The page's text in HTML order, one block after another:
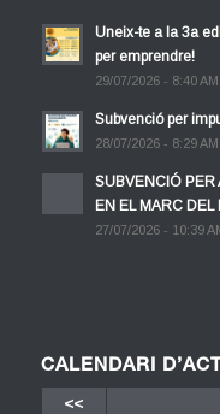
Uneix-te a la 3a
per emprendre!
29/07/2026 - 8:40 AM
Subvenció per
28/07/2026 - 8:29 AM
SUBVENCIÓ PER
EN EL MARC
27/07/2026 - 10:39
CALENDARI
<<